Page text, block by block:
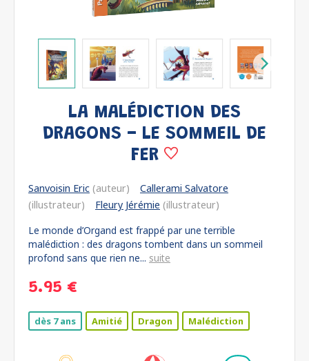
LA MALÉDICTION DES
DRAGONS - LE SOMMEIL DE
FER
Sanvoisin Eric (auteur)
Callerami Salvatore
(illustrateur)
Fleury Jérémie (illustrateur)
Le monde d’Organd est frappé par une terrible
malédiction : des dragons tombent dans un sommeil
profond sans que rien ne... suite
5.95 €
dès 7 ans Amitié Dragon Malédiction